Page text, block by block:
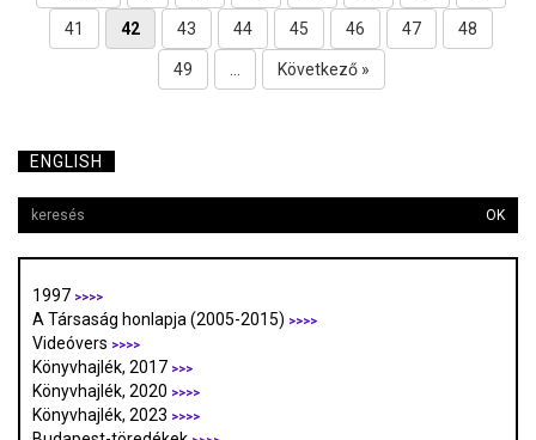
41 42 43 44 45 46 47 48
49 ... Következő »
ENGLISH
OK
1997 >>>>
A Társaság honlapja (2005-2015) >>>>
Videóvers >>>>
Könyvhajlék, 2017 >>>
Könyvhajlék, 2020 >>>>
Könyvhajlék, 2023 >>>>